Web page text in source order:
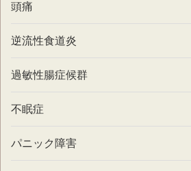
頭痛
逆流性食道炎
過敏性腸症候群
不眠症
パニック障害